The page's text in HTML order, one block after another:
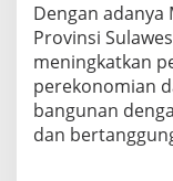
Dengan adanya
Provinsi
meningkatkan
perekonomian
bangunan
dan